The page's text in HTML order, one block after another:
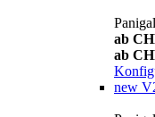
ab
ab
new